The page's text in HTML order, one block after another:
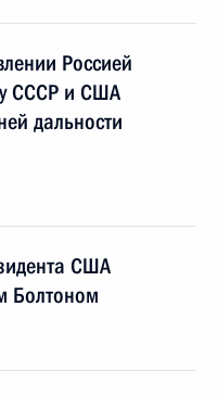
Россией
СССР и США
дальности
США
Болтоном